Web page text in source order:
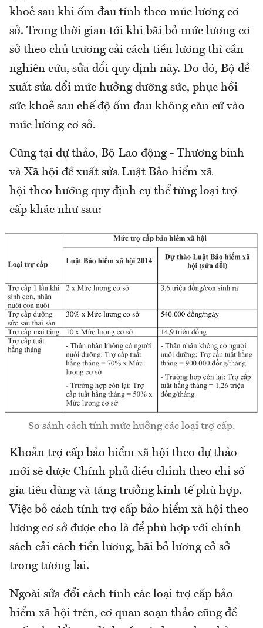
khoẻ sau khi ốm đau tính theo múc lương cơ
sở. Trong thời gian tới khi bãi bỏ mức lương cơ
sở theo chủ trương cải cách tiền lương thì cần
nghiên cứu, sửa đổi quy định này. Do đó, Bộ đề
xuất sửa đổi mức hưởng dưỡng sức, phục hồi
sức khoẻ sau chế độ ốm đau không căn cứ vào
mức lương cơ sở.
Cũng tại dự thảo, Bộ Lao động - Thương binh
và Xã hội đề xuất sửa Luật Bảo hiểm xã
hội theo hướng quy định cụ thể từng loại trợ
cấp khác như sau:
So sánh cách tính mức hưởng các loại trợ cấp.
Khoản trợ cấp bảo hiểm xã hội theo dự thảo
mới sẽ được Chính phủ điều chỉnh theo chỉ số
gia tiêu dùng và tăng trưởng kinh tế phù hợp.
Việc bỏ cách tính trợ cấp bảo hiểm xã hội theo
lương cơ sở được cho là để phù hợp với chính
sách cải cách tiền lương, bãi bỏ lương cở sở
trong tương lai.
Ngoài sửa đổi cách tính các loại trợ cấp bảo
hiểm xã hội trên, cơ quan soạn thảo cũng đề